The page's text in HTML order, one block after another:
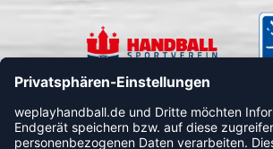
FOLLOW US